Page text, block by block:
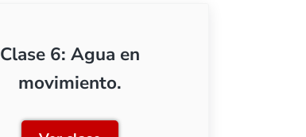
Clase 6: Agua en
movimiento.